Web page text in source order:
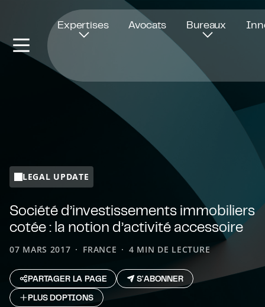
Expertises Avocats Bureaux
LEGAL UPDATE
Société d’investissements immobiliers
cotée : la notion d’activité accessoire
07 MARS 2017 FRANCE 4 MIN DE LECTURE
PARTAGER LA PAGE
S'ABONNER
PLUS D`OPTIONS
Ouvre dans une nouvelle fenêtre